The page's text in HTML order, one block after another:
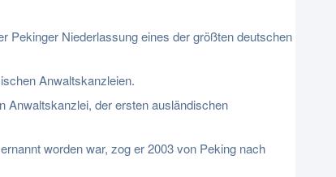
Pekinger Niederlassung eines der größten deutschen
Anwaltskanzleien.
der ersten ausländischen
worden war, zog er 2003 von Peking nach